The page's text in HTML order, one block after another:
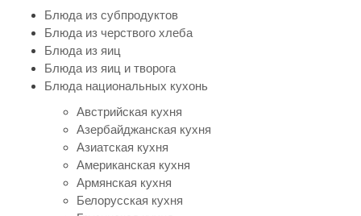
Блюда из субпродуктов
Блюда из черствого хлеба
Блюда из яиц
Блюда из яиц и творога
Блюда национальных кухонь
Австрийская кухня
Азербайджанская кухня
Азиатская кухня
Американская кухня
Армянская кухня
Белорусская кухня